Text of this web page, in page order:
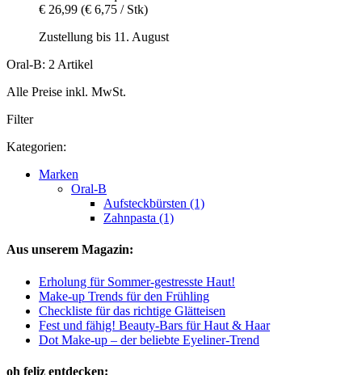
€ 26,99 (€ 6,75 / Stk)
Zustellung bis 11. August
Oral-B: 2 Artikel
Alle Preise inkl. MwSt.
Filter
Kategorien:
Marken
Oral-B
Aufsteckbürsten (1)
Zahnpasta (1)
Aus unserem Magazin:
Erholung für Sommer-gestresste Haut!
Make-up Trends für den Frühling
Checkliste für das richtige Glätteisen
Fest und fähig! Beauty-Bars für Haut & Haar
Dot Make-up – der beliebte Eyeliner-Trend
oh feliz entdecken: